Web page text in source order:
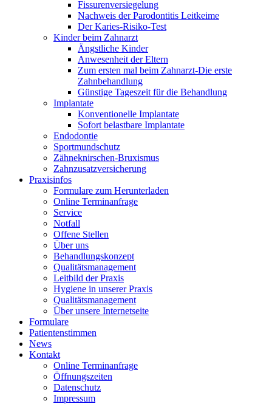
Fissurenversiegelung
Nachweis der Parodontitis Leitkeime
Der Karies-Risiko-Test
Kinder beim Zahnarzt
Ängstliche Kinder
Anwesenheit der Eltern
Zum ersten mal beim Zahnarzt-Die erste
Zahnbehandlung
Günstige Tageszeit für die Behandlung
Implantate
Konventionelle Implantate
Sofort belastbare Implantate
Endodontie
Sportmundschutz
Zähneknirschen-Bruxismus
Zahnzusatzversicherung
Praxisinfos
Formulare zum Herunterladen
Online Terminanfrage
Service
Notfall
Offene Stellen
Über uns
Behandlungskonzept
Qualitätsmanagement
Leitbild der Praxis
Hygiene in unserer Praxis
Qualitätsmanagement
Über unsere Internetseite
Formulare
Patientenstimmen
News
Kontakt
Online Terminanfrage
Öffnungszeiten
Datenschutz
Impressum